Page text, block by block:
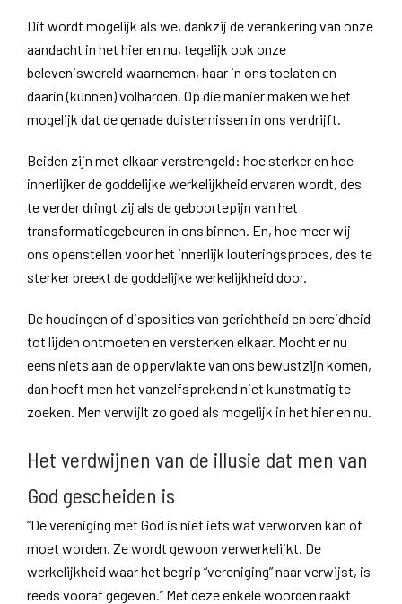
Dit wordt mogelijk als we, dankzij de verankering van onze
aandacht in het hier en nu, tegelijk ook onze
beleveniswereld waarnemen, haar in ons toelaten en
daarin (kunnen) volharden. Op die manier maken we het
mogelijk dat de genade duisternissen in ons verdrijft.
Beiden zijn met elkaar verstrengeld: hoe sterker en hoe
innerlijker de goddelijke werkelijkheid ervaren wordt, des
te verder dringt zij als de geboortepijn van het
transformatiegebeuren in ons binnen. En, hoe meer wij
ons openstellen voor het innerlijk louteringsproces, des te
sterker breekt de goddelijke werkelijkheid door.
De houdingen of disposities van gerichtheid en bereidheid
tot lijden ontmoeten en versterken elkaar. Mocht er nu
eens niets aan de oppervlakte van ons bewustzijn komen,
dan hoeft men het vanzelfsprekend niet kunstmatig te
zoeken. Men verwijlt zo goed als mogelijk in het hier en nu.
Het verdwijnen van de illusie dat men van
God gescheiden is
“De vereniging met God is niet iets wat verworven kan of
moet worden. Ze wordt gewoon verwerkelijkt. De
werkelijkheid waar het begrip “vereniging” naar verwijst, is
reeds vooraf gegeven.” Met deze enkele woorden raakt